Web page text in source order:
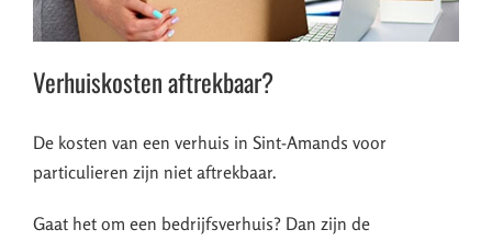
Verhuiskosten aftrekbaar?
De kosten van een verhuis in Sint-Amands voor
particulieren zijn niet aftrekbaar.
Gaat het om een bedrijfsverhuis? Dan zijn de